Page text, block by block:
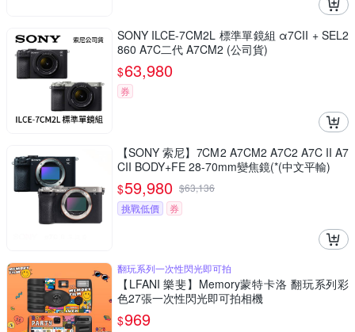
SONY ILCE-7CM2L 標準單鏡組 α7CII + SEL2
860 A7C二代 A7CM2 (公司貨)
$63,980
券
【SONY 索尼】7CM2 A7CM2 A7C2 A7C II A7
CII BODY+FE 28-70mm變焦鏡(*(中文平輸)
$59,980 $63,136
挑戰低價
券
翻玩系列一次性閃光即可拍
【LFANI 樂斐】Memory蒙特卡洛 翻玩系列彩
色27張一次性閃光即可拍相機
$969